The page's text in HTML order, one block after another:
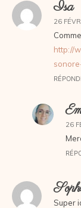
Isa
26
http://
26
Super